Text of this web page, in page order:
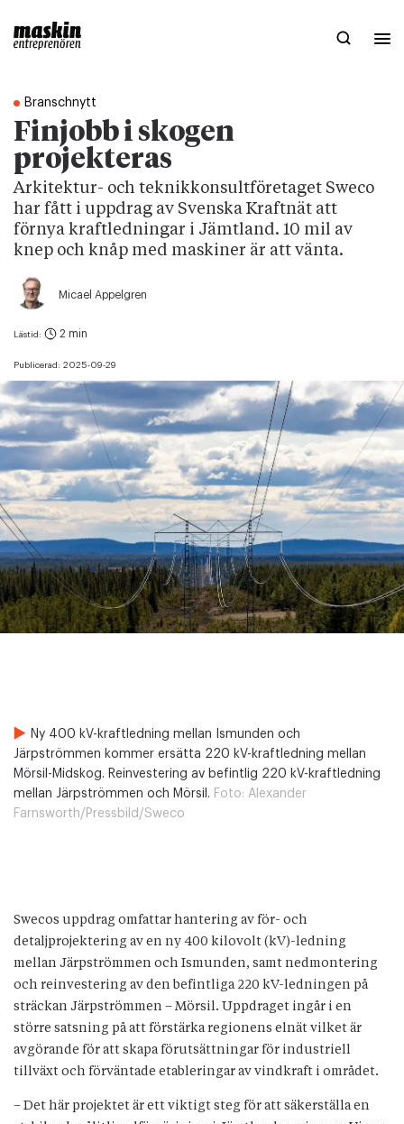
Branschnytt
Finjobb i skogen
projekteras
Arkitektur- och teknikkonsultföretaget Sweco
har fått i uppdrag av Svenska Kraftnät att
förnya kraftledningar i Jämtland. 10 mil av
knep och knåp med maskiner är att vänta.
Micael Appelgren
Publicerad: 2025-09-29
Lästid: 2 min
Ny 400 kV-kraftledning mellan Ismunden och
Järpströmmen kommer ersätta 220 kV-kraftledning mellan
Mörsil-Midskog. Reinvestering av befintlig 220 kV-kraftledning
mellan Järpströmmen och Mörsil. Foto: Alexander
Farnsworth/Pressbild/Sweco
Swecos uppdrag omfattar hantering av för- och
detaljprojektering av en ny 400 kilovolt (kV)-ledning
mellan Järpströmmen och Ismunden, samt nedmontering
och reinvestering av den befintliga 220 kV-ledningen på
sträckan Järpströmmen – Mörsil. Uppdraget ingår i en
större satsning på att förstärka regionens elnät vilket är
avgörande för att skapa förutsättningar för industriell
tillväxt och förväntade etableringar av vindkraft i området.
– Det här projektet är ett viktigt steg för att säkerställa en